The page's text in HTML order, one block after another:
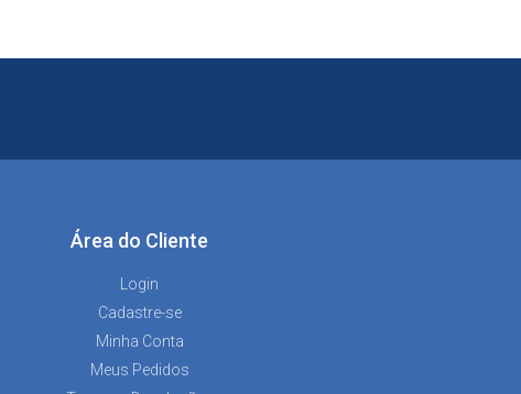
Área do Cliente
Login
Cadastre-se
Minha Conta
Meus Pedidos